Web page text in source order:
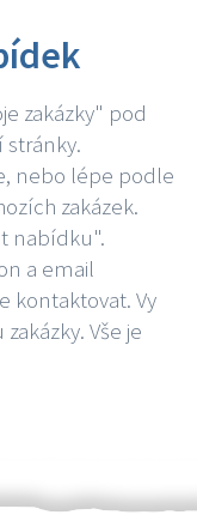
zakázky" pod
nebo lépe podle
zakázek.
nabídku".
a email
kontaktovat. Vy
Vše je